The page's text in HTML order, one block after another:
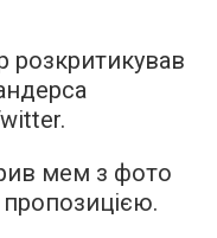
розкритикував
мем з фото